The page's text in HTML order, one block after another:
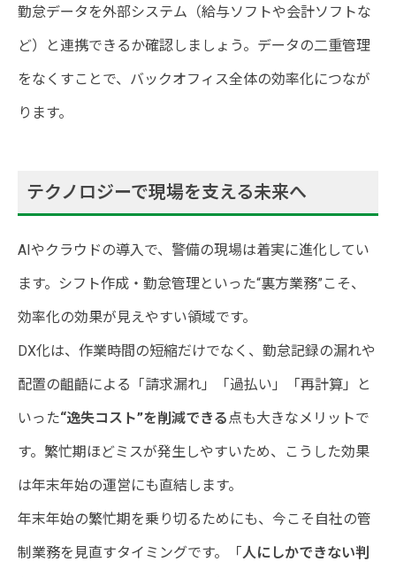
勤怠データを外部システム（給与ソフトや会計ソフトな
ど）と連携できるか確認しましょう。データの二重管理
をなくすことで、バックオフィス全体の効率化につなが
ります。
テクノロジーで現場を支える未来へ
AIやクラウドの導入で、警備の現場は着実に進化してい
ます。シフト作成・勤怠管理といった“裏方業務”こそ、
効率化の効果が見えやすい領域です。
DX化は、作業時間の短縮だけでなく、勤怠記録の漏れや
配置の齟齬による「請求漏れ」「過払い」「再計算」と
いった“逸失コスト”を削減できる点も大きなメリットで
す。繁忙期ほどミスが発生しやすいため、こうした効果
は年末年始の運営にも直結します。
年末年始の繁忙期を乗り切るためにも、今こそ自社の管
制業務を見直すタイミングです。「 人にしかできない判